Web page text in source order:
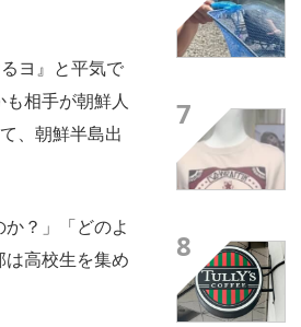
ヨ』と平気で
相手が朝鮮人
、朝鮮半島出
か？」「どのよ
は高校生を集め
7
8